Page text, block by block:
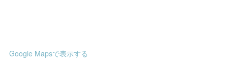
Google Mapsで表示する